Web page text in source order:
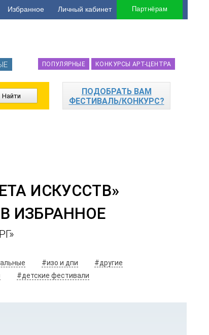
Партнёрам
Личный кабинет
Избранное
КОНКУРСЫ АРТ-ЦЕНТРА
ПОПУЛЯРНЫЕ
ПОДОБРАТЬ ВАМ
ФЕСТИВАЛЬ/КОНКУРС?
ИСКУССТВ»
#изо и дпи
#другие
#детские фестивали